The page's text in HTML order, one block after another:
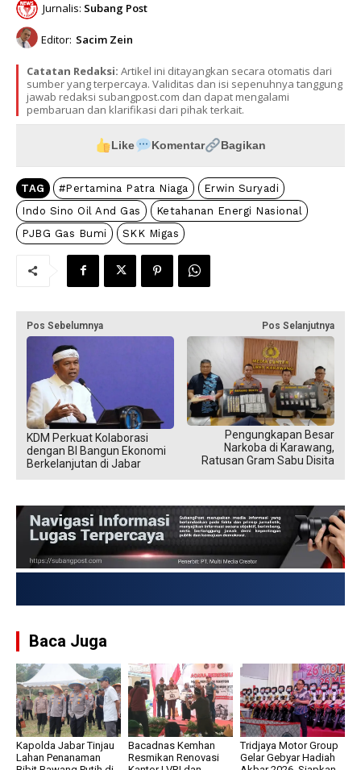
Jurnalis: Subang Post
Editor: Sacim Zein
Catatan Redaksi: Artikel ini ditayangkan secara otomatis dari
sumber yang terpercaya. Validitas dan isi sepenuhnya tanggung
jawab redaksi subangpost.com dan dapat mengalami
pembaruan dan klarifikasi dari pihak terkait.
Like Komentar Bagikan
TAG #Pertamina Patra Niaga
Erwin Suryadi
Indo Sino Oil And Gas
Ketahanan Energi Nasional
PJBG Gas Bumi
SKK Migas
Pos Sebelumnya
KDM Perkuat Kolaborasi
dengan BI Bangun Ekonomi
Berkelanjutan di Jabar
Pos Selanjutnya
Pengungkapan Besar
Narkoba di Karawang,
Ratusan Gram Sabu Disita
Baca Juga
Kapolda Jabar Tinjau
Lahan Penanaman
Bacadnas Kemhan
Resmikan Renovasi
Tridjaya Motor Group
Gelar Gebyar Hadiah